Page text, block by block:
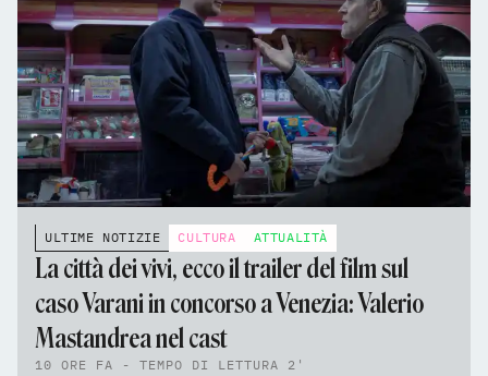
ULTIME NOTIZIE CULTURA ATTUALITÀ
La città dei vivi, ecco il trailer del film sul
caso Varani in concorso a Venezia: Valerio
Mastandrea nel cast
10 ORE FA - TEMPO DI LETTURA 2'